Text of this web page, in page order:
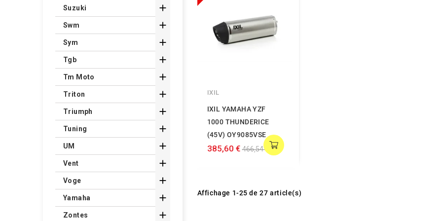
IXIL
IXIL YAMAHA YZF
1000 THUNDERICE
(45V) OY9085VSE
385,60 € 466,54 €
Affichage 1-25 de 27 article(s)
Suzuki 
Swm 
Sym 
Tgb 
Tm Moto 
Triton 
Triumph 
Tuning 
UM 
Vent 
Voge 
Yamaha 
Zontes 